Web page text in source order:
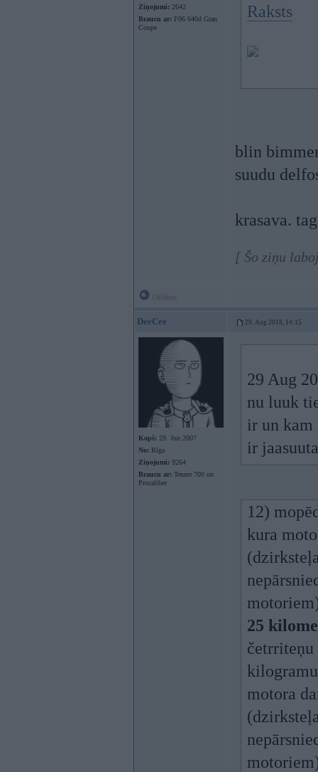
Ziņojumi: 2642
Braucu ar: F06 640d Gran
Coupe
Raksts
blin
suudu
krasava.
[ Šo ziņu
DeeCee 29. Aug 2018, 14:15
Kopš: 29. Jun 2007
No: Rīga
Ziņojumi: 9264
Braucu ar: Tenere 700 un
Procaliber
29 Aug
nu luuk
ir un kam
ir
12)
kura
25
četrriteņu
motora